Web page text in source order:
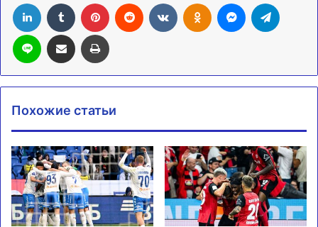
LinkedIn Tumblr Pinterest Reddit ВконтактеОдноклассники
Messenger
Line Поделиться через электронную почту Печатать
Похожие статьи